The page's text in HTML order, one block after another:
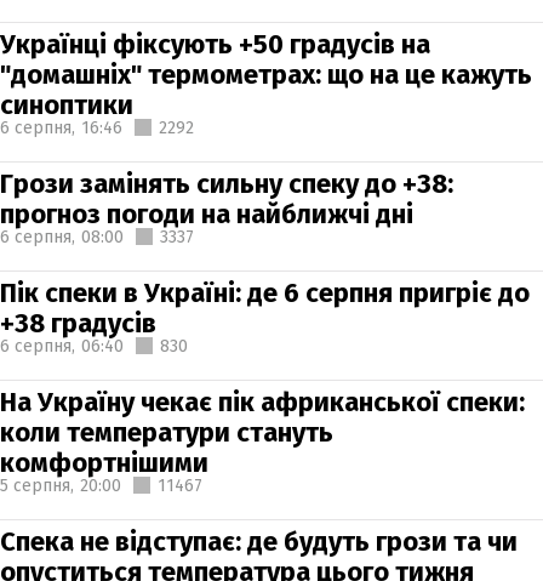
Українці фіксують +50 градусів на
"домашніх" термометрах: що на це кажуть
синоптики
6 серпня, 16:46 2292
Грози замінять сильну спеку до +38:
прогноз погоди на найближчі дні
6 серпня, 08:00 3337
Пік спеки в Україні: де 6 серпня пригріє до
+38 градусів
6 серпня, 06:40 830
На Україну чекає пік африканської спеки:
коли температури стануть
комфортнішими
5 серпня, 20:00 11467
Спека не відступає: де будуть грози та чи
опуститься температура цього тижня